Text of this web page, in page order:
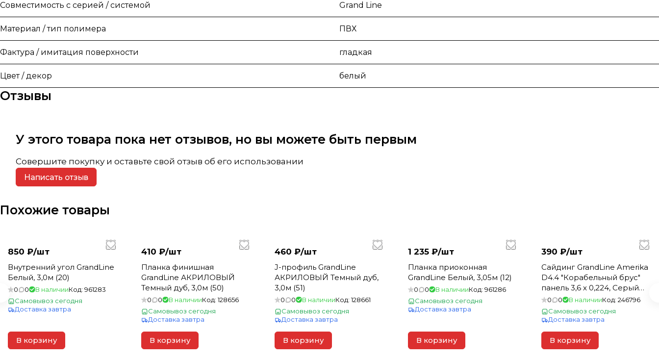
Совместимость с серией / системой Grand Line
Материал / тип полимера ПВХ
Фактура / имитация поверхности гладкая
Цвет / декор белый
Отзывы
У этого товара пока нет отзывов, но вы можете быть первым
Совершите покупку и оставьте свой отзыв об его использовании
Написать отзыв
Похожие товары
850 ₽/шт
Внутренний угол GrandLine
Белый, 3,0м (20)
0 0 В наличииКод: 961283
Самовывоз сегодня
Доставка завтра
В корзину
410 ₽/шт
Планка финишная
GrandLine АКРИЛОВЫЙ
Темный дуб, 3,0м (50)
0 0 В наличииКод:128656
Самовывоз сегодня
Доставка завтра
В корзину
460 ₽/шт
J-профиль GrandLine
АКРИЛОВЫЙ Темный дуб,
3,0м (51)
0 0 В наличииКод:128661
Самовывоз сегодня
Доставка завтра
В корзину
1 235 ₽/шт
Планка приоконная
GrandLine Белый, 3,05м (12)
0 0 В наличииКод: 961286
Самовывоз сегодня
Доставка завтра
В корзину
390 ₽/шт
Сайдинг GrandLine Amerika
D4.4 "Корабельный брус"
панель 3,6 х 0,224, Серый
(22)
0 0 В наличииКод: 246796
Самовывоз сегодня
Доставка завтра
В корзину